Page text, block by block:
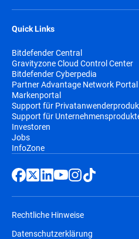
Quick Links
Bitdefender Central
Gravityzone Cloud Control Center
Bitdefender Cyberpedia
Partner Advantage Network Portal
Markenportal
Support für
Support für
Investoren
Jobs
InfoZone
Rechtliche Hinweise
Datenschutzerklärung